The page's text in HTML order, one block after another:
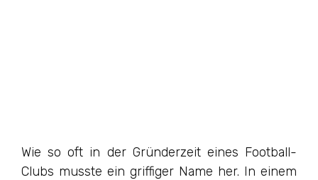
Wie so oft in der Gründerzeit eines Football-
Clubs musste ein griffiger Name her. In einem